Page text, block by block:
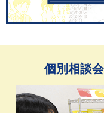
個別相談